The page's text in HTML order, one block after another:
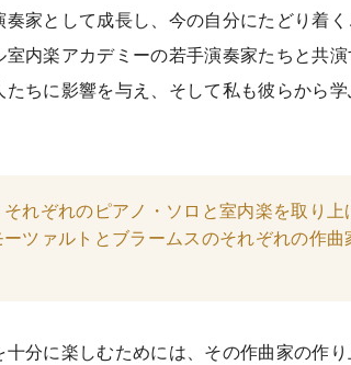
家として成長し、今の自分にたどり着
内楽アカデミーの若手演奏家たちと共
ちに影響を与え、そして私も彼らから
れぞれのピアノ・ソロと室内楽を取り上
ツァルトとブラームスのそれぞれの作曲
分に楽しむためには、その作曲家の作